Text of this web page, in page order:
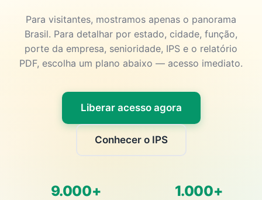
Para visitantes, mostramos apenas o panorama
Brasil. Para detalhar por estado, cidade, função,
porte da empresa, senioridade, IPS e o relatório
PDF, escolha um plano abaixo — acesso imediato.
Liberar acesso agora
Conhecer o IPS
9.000+ 1.000+